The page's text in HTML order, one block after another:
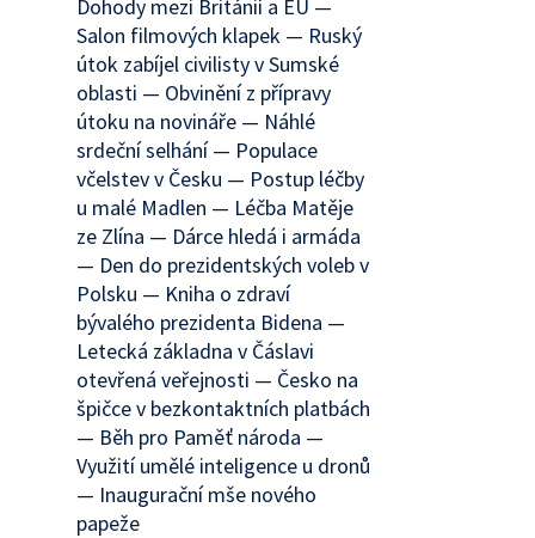
Dohody mezi Británií a EU —
Salon filmových klapek — Ruský
útok zabíjel civilisty v Sumské
oblasti — Obvinění z přípravy
útoku na novináře — Náhlé
srdeční selhání — Populace
včelstev v Česku — Postup léčby
u malé Madlen — Léčba Matěje
ze Zlína — Dárce hledá i armáda
— Den do prezidentských voleb v
Polsku — Kniha o zdraví
bývalého prezidenta Bidena —
Letecká základna v Čáslavi
otevřená veřejnosti — Česko na
špičce v bezkontaktních platbách
— Běh pro Paměť národa —
Využití umělé inteligence u dronů
— Inaugurační mše nového
papeže